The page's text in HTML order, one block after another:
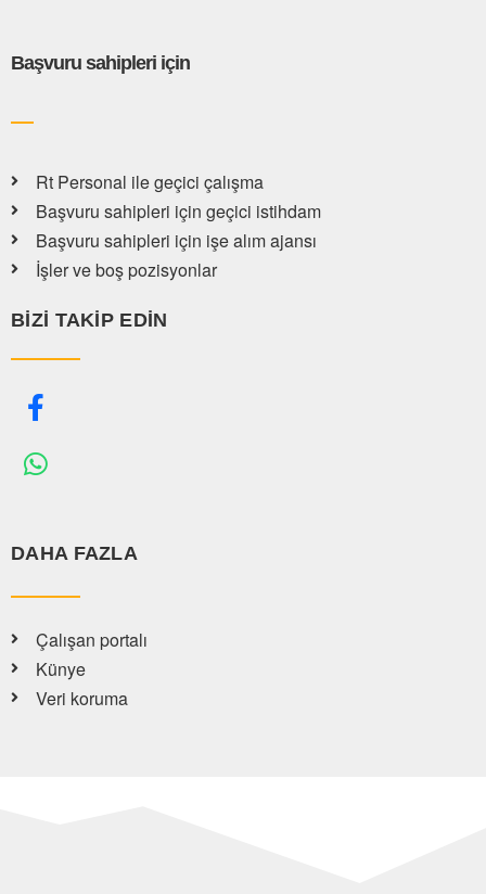
Başvuru sahipleri için
Rt Personal ile geçici çalışma
Başvuru sahipleri için geçici istihdam
Başvuru sahipleri için işe alım ajansı
İşler ve boş pozisyonlar
BIZI TAKIP EDIN
DAHA FAZLA
Çalışan portalı
Künye
Veri koruma